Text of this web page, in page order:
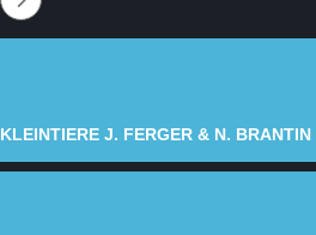
J. FERGER & N. BRANTIN